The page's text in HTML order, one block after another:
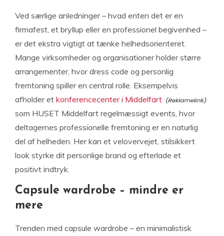
Ved særlige anledninger – hvad enten det er en
firmafest, et bryllup eller en professionel begivenhed –
er det ekstra vigtigt at tænke helhedsorienteret.
Mange virksomheder og organisationer holder større
arrangementer, hvor dress code og personlig
fremtoning spiller en central rolle. Eksempelvis
afholder et konferencecenter i Middelfart
som HUSET Middelfart regelmæssigt events, hvor
deltagernes professionelle fremtoning er en naturlig
del af helheden. Her kan et velovervejet, stilsikkert
look styrke dit personlige brand og efterlade et
positivt indtryk.
Capsule wardrobe – mindre er
mere
Trenden med capsule wardrobe – en minimalistisk